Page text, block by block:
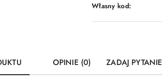
Własny kod:
OPINIE (0) ZADAJ PYTANIE